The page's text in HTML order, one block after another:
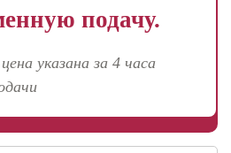
подачу.
указана за 4 часа